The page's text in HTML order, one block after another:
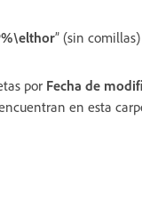
” (sin
por Fecha de
en esta